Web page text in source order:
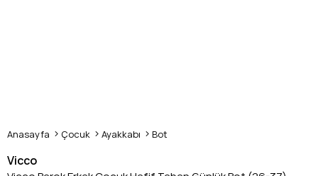
Anasayfa Çocuk Ayakkabı Bot
Vicco